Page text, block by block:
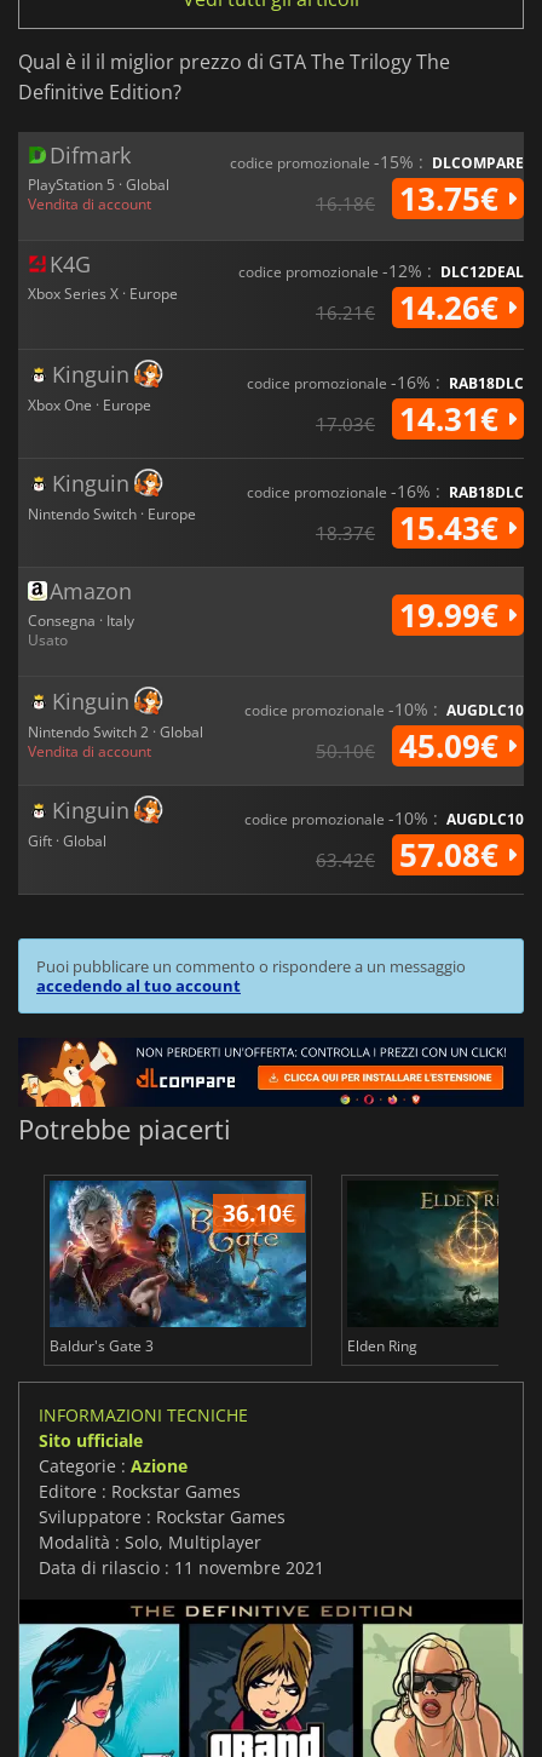
Qual è il il miglior prezzo di GTA The Trilogy The
Definitive Edition?
Difmark
PlayStation 5 · Global
Vendita di account
codice promozionale -15% : DLCOMPARE
16.18€ 13.75€
K4G
Xbox Series X · Europe
codice promozionale -12% : DLC12DEAL
16.21€ 14.26€
Kinguin
Xbox One · Europe
codice promozionale -16% : RAB18DLC
17.03€ 14.31€
Kinguin
Nintendo Switch · Europe
codice promozionale -16% : RAB18DLC
18.37€ 15.43€
Amazon
Consegna · Italy
Usato
19.99€
Kinguin
Nintendo Switch 2 · Global
Vendita di account
codice promozionale -10% : AUGDLC10
50.10€ 45.09€
Kinguin
Gift · Global
codice promozionale -10% : AUGDLC10
63.42€ 57.08€
Puoi pubblicare un commento o rispondere a un messaggio
accedendo al tuo account
Potrebbe piacerti
36.10€
Baldur's Gate 3 Elden Ring
INFORMAZIONI TECNICHE
Sito ufficiale
Categorie : Azione
Editore : Rockstar Games
Sviluppatore : Rockstar Games
Modalità : Solo, Multiplayer
Data di rilascio : 11 novembre 2021